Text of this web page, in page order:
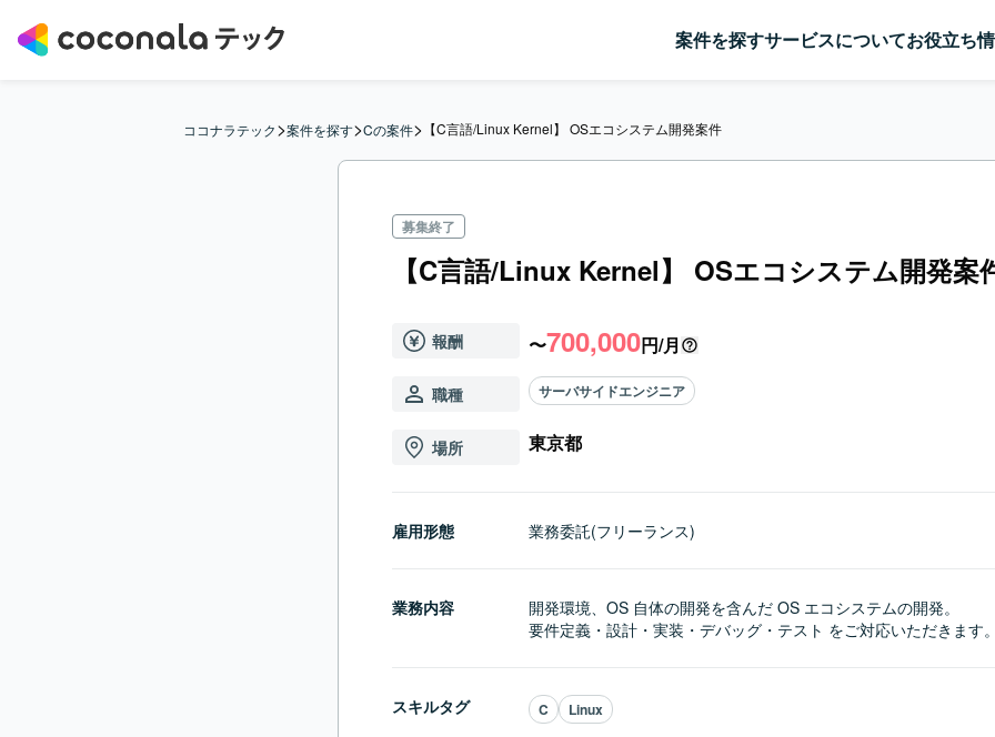
案件を探すサービスについてお役立ち
ココナラテック>案件を探す>Cの案件> 【C言語/Linux Kernel】 OSエコシステム開発案件
募集終了
【C言語/Linux Kernel】 OSエコシステム開発案
報酬 〜700,000円/月
職種 サーバサイドエンジニア
場所 東京都
雇用形態 業務委託(フリーランス)
業務内容
開発環境、OS 自体の開発を含んだ OS エコシステムの開発。
要件定義・設計・実装・デバッグ・テスト をご対応いただきます
スキルタグ C Linux